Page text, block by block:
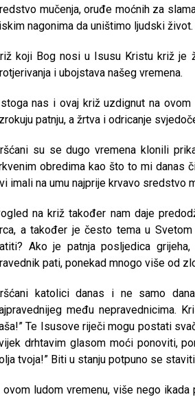
mučenja, oruđe moćnih za
nagonima da uništimo ljudski život.
koji Bog nosi u Isusu Kristu križ je
i ubojstava našeg vremena.
nas i ovaj križ uzdignut na
patnju, a žrtva i odricanje
su se dugo vremena klonili
obredima kao što to mi danas
imali na umu najprije krvavo sredstvo
na križ također nam daje
a također je često tema u
Ako je patnja posljedica
pati, ponekad mnogo više od
katolici danas i ne samo
među nepravednicima.
Te Isusove riječi mogu postati
drhtavim glasom moći ponoviti,
tvoja!” Biti u stanju potpuno se
ovom ludom vremenu, više nego
CNAK
Kad se nasilje pretvara u optužnicu